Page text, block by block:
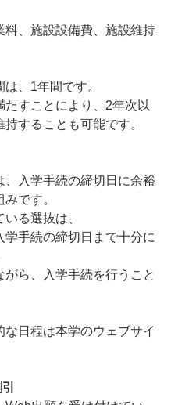
料、施設設備費、施設維持
、1年間です。
すことにより、2年次以
することも可能です。
、入学手続の締切日に余裕
です。
る選抜は、
手続の締切日まで十分に
ら、入学手続を行うこと
日程は本学のウェブサイ